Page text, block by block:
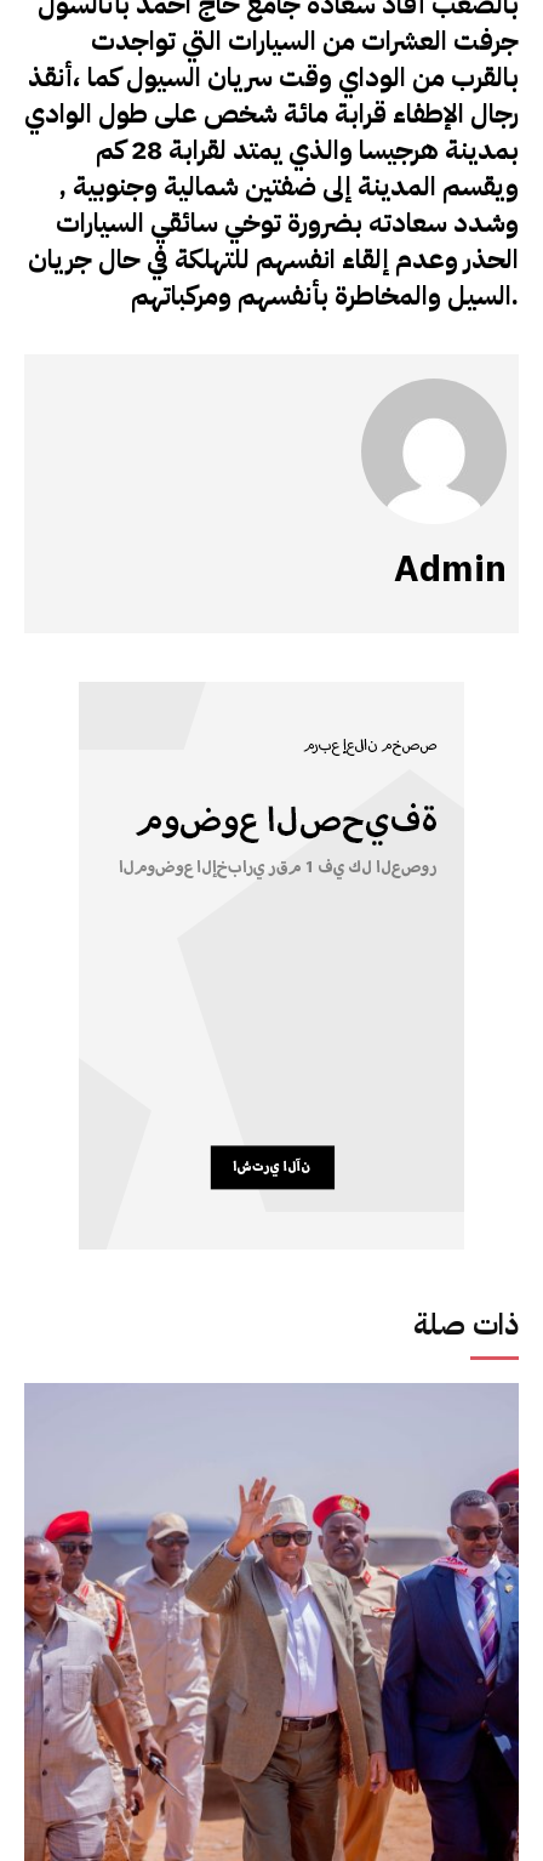
ذات صلة
جرفت العشرات من السيارات التي تواجدت
بالقرب من الوداي وقت سريان السيول كما ،أنقذ
رجال الإطفاء قرابة مائة شخص على طول الوادي
بمدينة هرجيسا والذي يمتد لقرابة 28 كم
ويقسم المدينة إلى ضفتين شمالية وجنوبية ,
وشدد سعادته بضرورة توخي سائقي السيارات
الحذر وعدم إلقاء انفسهم للتهلكة في حال جريان
السيل والمخاطرة بأنفسهم ومركباتهم.
Admin